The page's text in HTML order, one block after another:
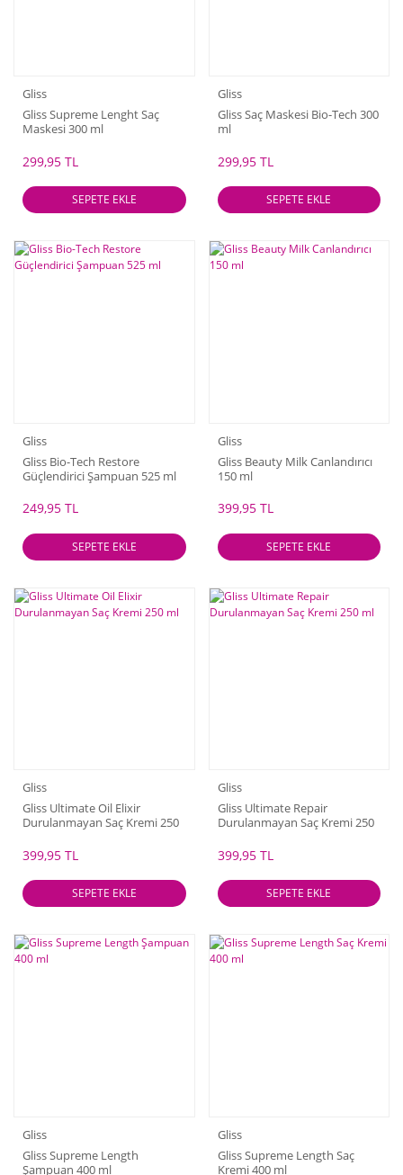
Gliss
Gliss Supreme Lenght Saç
Maskesi 300 ml
299,95 TL
SEPETE EKLE
Gliss
Gliss Saç Maskesi Bio-Tech 300
ml
299,95 TL
SEPETE EKLE
Gliss
Gliss Bio-Tech Restore
Güçlendirici Şampuan 525 ml
249,95 TL
SEPETE EKLE
Gliss
Gliss Beauty Milk Canlandırıcı
150 ml
399,95 TL
SEPETE EKLE
Gliss
Gliss Ultimate Oil Elixir
Durulanmayan Saç Kremi 250
399,95 TL
SEPETE EKLE
Gliss
Gliss Ultimate Repair
Durulanmayan Saç Kremi 250
399,95 TL
SEPETE EKLE
Gliss
Gliss Supreme Length
Şampuan 400 ml
Gliss
Gliss Supreme Length Saç
Kremi 400 ml